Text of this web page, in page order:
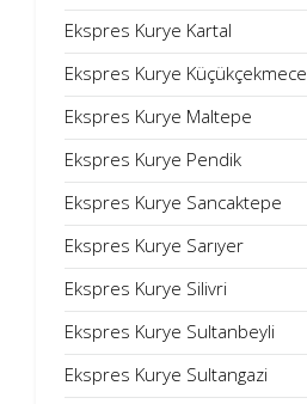
Ekspres Kurye Kartal
Ekspres Kurye Küçükçekmece
Ekspres Kurye Maltepe
Ekspres Kurye Pendik
Ekspres Kurye Sancaktepe
Ekspres Kurye Sarıyer
Ekspres Kurye Silivri
Ekspres Kurye Sultanbeyli
Ekspres Kurye Sultangazi